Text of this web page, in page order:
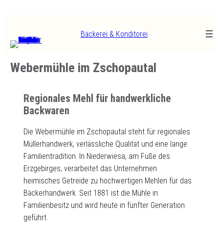
Bäckerei & Konditorei
Webermühle im Zschopautal
Regionales Mehl für handwerkliche
Backwaren
Die Webermühle im Zschopautal steht für regionales
Müllerhandwerk, verlässliche Qualität und eine lange
Familientradition. In Niederwiesa, am Fuße des
Erzgebirges, verarbeitet das Unternehmen
heimisches Getreide zu hochwertigen Mehlen für das
Bäckerhandwerk. Seit 1881 ist die Mühle in
Familienbesitz und wird heute in fünfter Generation
geführt.